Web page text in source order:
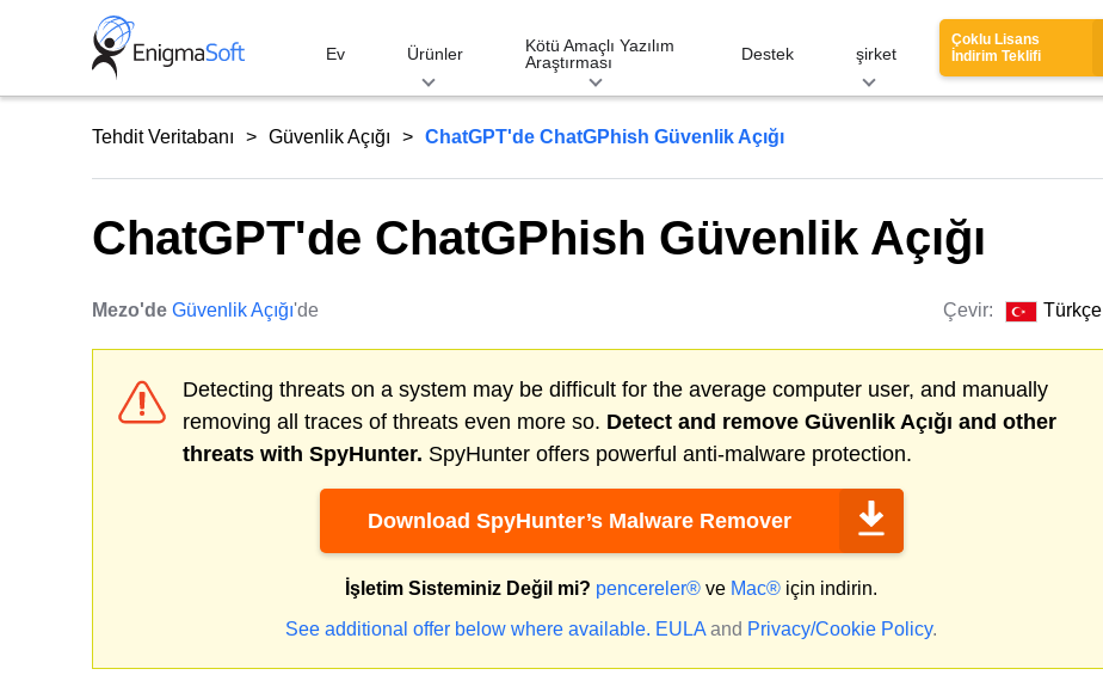
Ev Ürünler
Kötü Amaçlı Yazılım
Araştırması
Destek şirket
Çoklu Lisans
İndirim Teklifi
Tehdit Veritabanı Güvenlik Açığı ChatGPT'de ChatGPhish Güvenlik Açığı
ChatGPT'de ChatGPhish Güvenlik Açığı
Mezo'de Güvenlik Açığı'de Çevir: Türkçe
Detecting threats on a system may be difficult for the average computer user, and manually
removing all traces of threats even more so. Detect and remove Güvenlik Açığı and other
threats with SpyHunter. SpyHunter offers powerful anti-malware protection.
Download SpyHunter’s Malware Remover
İşletim Sisteminiz Değil mi? pencereler® ve Mac® için indirin.
See additional offer below where available. EULA and Privacy/Cookie Policy.